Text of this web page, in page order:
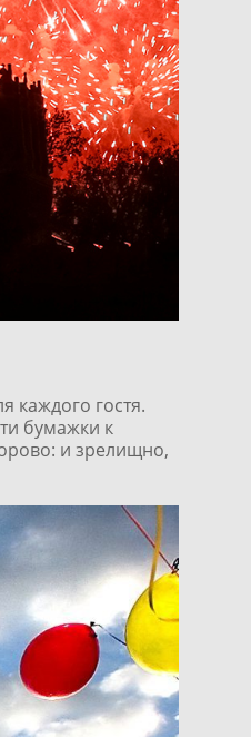
каждого гостя.
бумажки к
и зрелищно,